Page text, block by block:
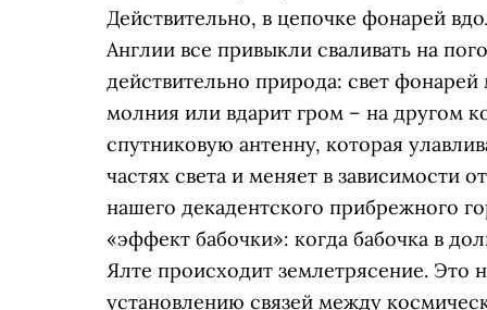
Действительно, в цепочке фонарей
Англии все привыкли сваливать на
действительно природа: свет
молния или вдарит гром – на другом
спутниковую антенну, которая
частях света и меняет в зависимости
нашего декадентского прибрежного
«эффект бабочки»: когда бабочка в
Ялте происходит землетрясение. Это
установлению связей между